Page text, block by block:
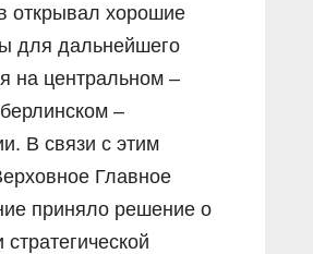
открывал хорошие
для дальнейшего
на центральном –
–
В связи с этим
Главное
приняло решение о